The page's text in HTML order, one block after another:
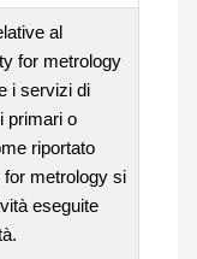
al
for metrology
i servizi di
primari o
riportato
for metrology si
eseguite